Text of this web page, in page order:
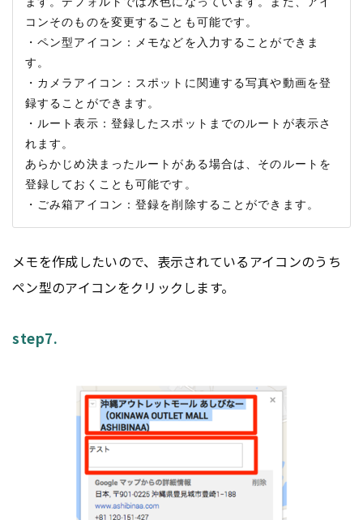
コンそのものを変更することも可能です。
・ペン型アイコン：メモなどを入力することができま
す。
・カメラアイコン：スポットに関連する写真や動画を登
録することができます。
・ルート表示：登録したスポットまでのルートが表示さ
れます。
あらかじめ決まったルートがある場合は、そのルートを
登録しておくことも可能です。
メモを作成したいので、表示されているアイコンのうち
ペン型のアイコンをクリックします。
step7.